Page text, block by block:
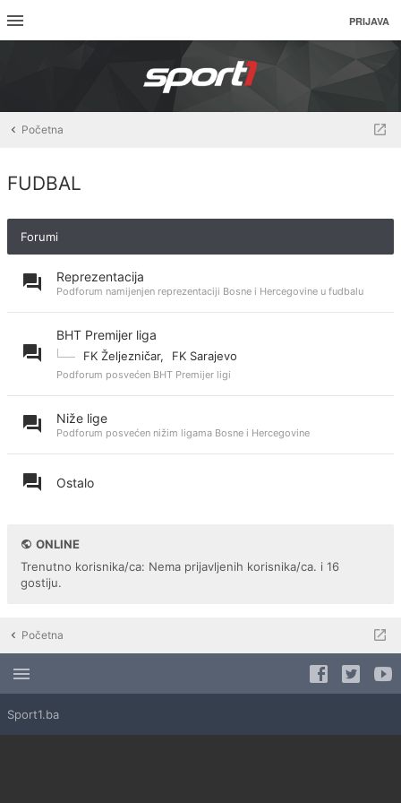
PRIJAVA
Početna
FUDBAL
Forumi
Reprezentacija
Podforum namijenjen reprezentaciji Bosne i Hercegovine u fudbalu
BHT Premijer liga
FK Željezničar, FK Sarajevo
Podforum posvećen BHT Premijer ligi
Niže lige
Podforum posvećen nižim ligama Bosne i Hercegovine
Ostalo
ONLINE
Trenutno korisnika/ca: Nema prijavljenih korisnika/ca. i 16
gostiju.
Početna
Sport1.ba